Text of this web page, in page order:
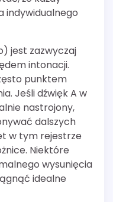
indywidualnego
jest zazwyczaj
intonacji.
punktem
Jeśli dźwięk A w
nastrojony,
dalszych
w tym rejestrze
Niektóre
wysunięcia
idealne